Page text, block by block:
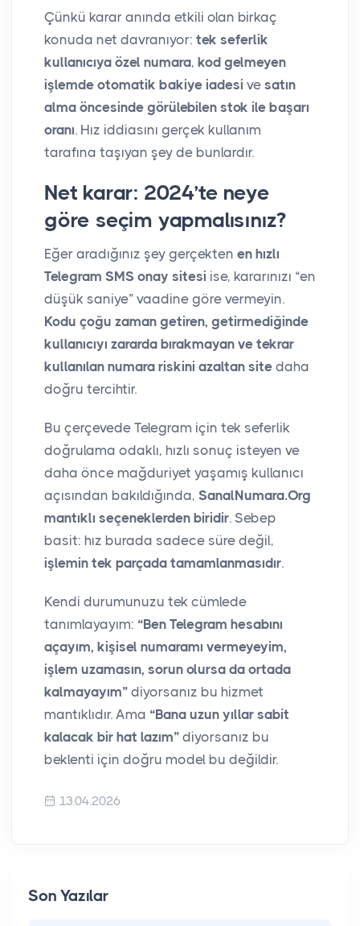
Çünkü karar anında etkili olan birkaç
konuda net davranıyor: tek seferlik
kullanıcıya özel numara, kod gelmeyen
işlemde otomatik bakiye iadesi ve satın
alma öncesinde görülebilen stok ile başarı
oranı. Hız iddiasını gerçek kullanım
tarafına taşıyan şey de bunlardır.
Net karar: 2024’te neye
göre seçim yapmalısınız?
Eğer aradığınız şey gerçekten en hızlı
Telegram SMS onay sitesi ise, kararınızı “en
düşük saniye” vaadine göre vermeyin.
Kodu çoğu zaman getiren, getirmediğinde
kullanıcıyı zararda bırakmayan ve tekrar
kullanılan numara riskini azaltan site daha
doğru tercihtir.
Bu çerçevede Telegram için tek seferlik
doğrulama odaklı, hızlı sonuç isteyen ve
daha önce mağduriyet yaşamış kullanıcı
açısından bakıldığında, SanalNumara.Org
mantıklı seçeneklerden biridir. Sebep
basit: hız burada sadece süre değil,
işlemin tek parçada tamamlanmasıdır.
Kendi durumunuzu tek cümlede
tanımlayayım: “Ben Telegram hesabını
açayım, kişisel numaramı vermeyeyim,
işlem uzamasın, sorun olursa da ortada
kalmayayım” diyorsanız bu hizmet
mantıklıdır. Ama “Bana uzun yıllar sabit
kalacak bir hat lazım” diyorsanız bu
beklenti için doğru model bu değildir.
13.04.2026
Son Yazılar